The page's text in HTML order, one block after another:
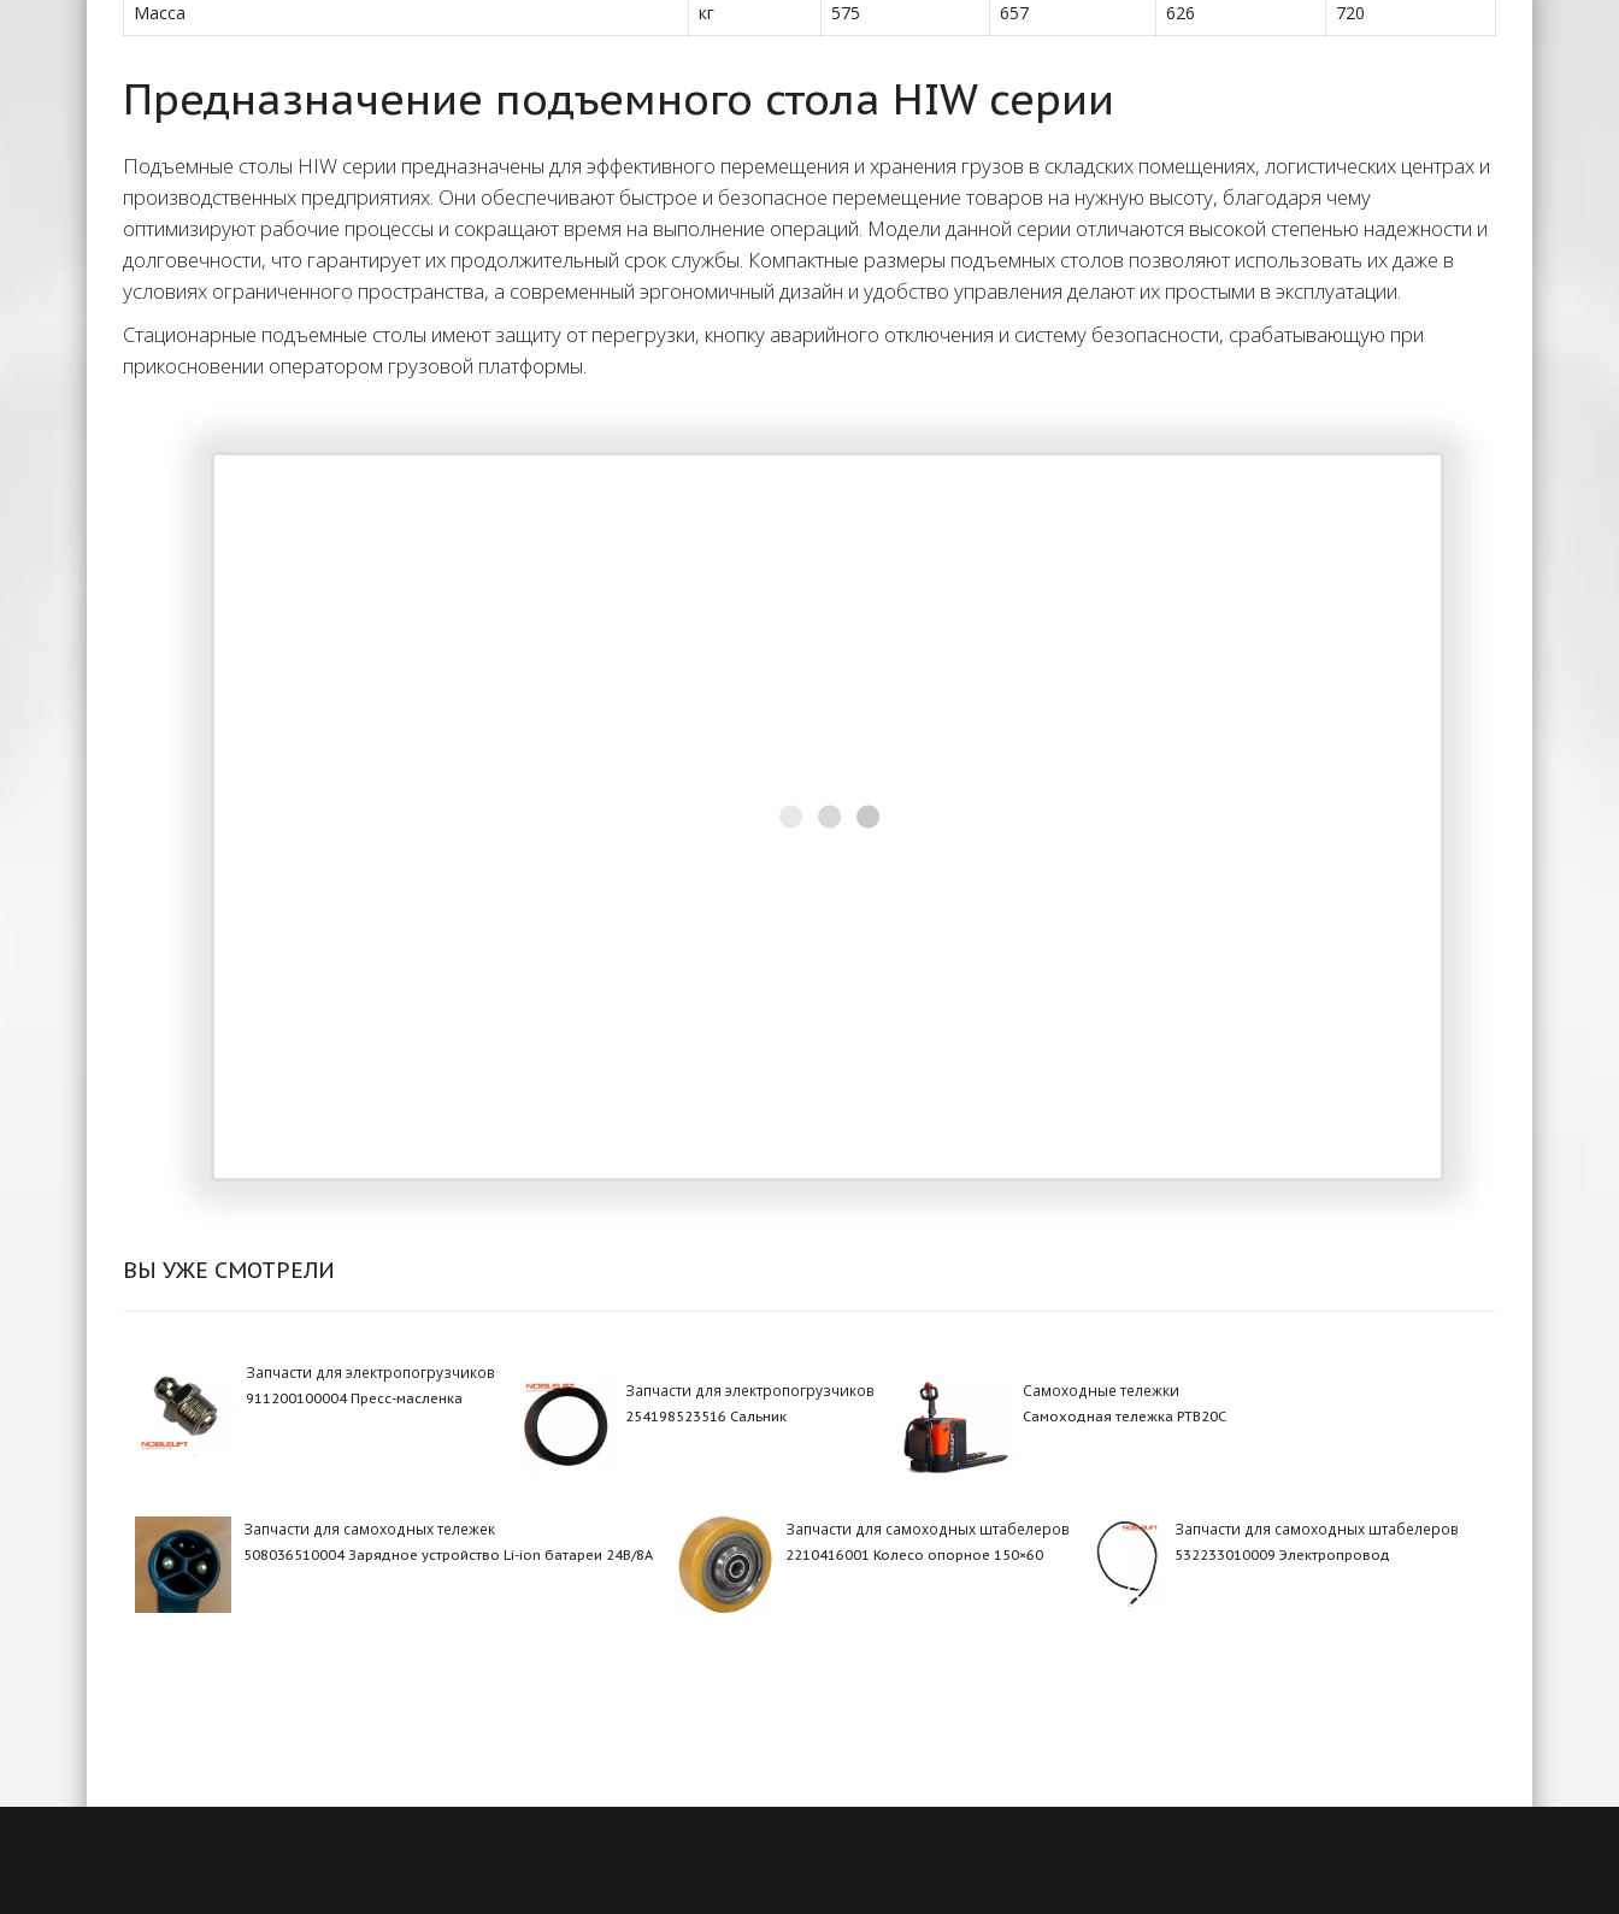
Масса
кг 575 657 626 720
Предназначение подъемного стола HIW серии
Подъемные столы HIW серии предназначены для эффективного перемещения и хранения грузов в складских помещениях, логистических центрах и
производственных предприятиях. Они обеспечивают быстрое и безопасное перемещение товаров на нужную высоту, благодаря чему
оптимизируют рабочие процессы и сокращают время на выполнение операций. Модели данной серии отличаются высокой степенью надежности и
долговечности, что гарантирует их продолжительный срок службы. Компактные размеры подъемных столов позволяют использовать их даже в
условиях ограниченного пространства, а современный эргономичный дизайн и удобство управления делают их простыми в эксплуатации.
Стационарные подъемные столы имеют защиту от перегрузки, кнопку аварийного отключения и систему безопасности, срабатывающую при
прикосновении оператором грузовой платформы.
ВЫ УЖЕ СМОТРЕЛИ
Запчасти для электропогрузчиков
911200100004 Пресс-масленка Запчасти для электропогрузчиков
254198523516 Сальник
Самоходные тележки
Самоходная тележка PTB20C
Запчасти для самоходных тележек
508036510004 Зарядное устройство Li-ion батареи 24В/8А
Запчасти для самоходных штабелеров
2210416001 Колесо опорное 150×60
Запчасти для самоходных штабелеров
532233010009 Электропровод